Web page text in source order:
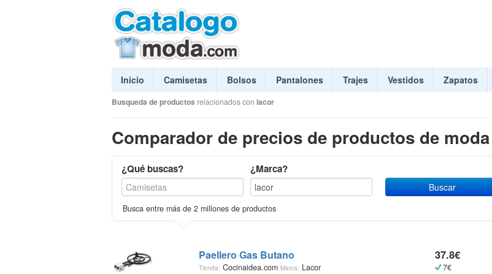
Inicio Camisetas Bolsos Pantalones Trajes Vestidos Zapatos
Busqueda de productos relacionados con lacor
Comparador de precios de productos de moda
¿Qué buscas? ¿Marca?
Busca entre más de 2 millones de productos
Paellero Gas Butano
Tienda: Cocinaidea.com Marca: Lacor
37.8€
7€